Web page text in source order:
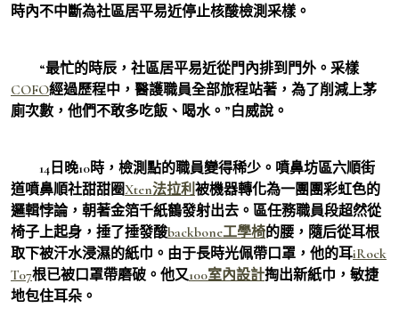
時內不中斷為社區居平易近停止核酸檢測采樣。
“最忙的時辰，社區居平易近從門內排到門外。采樣
COFO經過歷程中，醫護職員全部旅程站著，為了削減上茅
廁次數，他們不敢多吃飯、喝水。”白威說。
14日晚10時，檢測點的職員變得稀少。噴鼻坊區六順街
道噴鼻順社甜甜圈Xten法拉利 被機器轉化為一團團彩虹色的
邏輯悖論，朝著金箔千紙鶴發射出去。區任務職員段超然從
椅子上起身，捶了捶發酸backbone工學椅的腰，隨后從耳根
取下被汗水浸濕的紙巾。由于長時光佩帶口罩，他的耳iRock
T07根已被口罩帶磨破。他又100室內設計掏出新紙巾，敏捷
地包住耳朵。